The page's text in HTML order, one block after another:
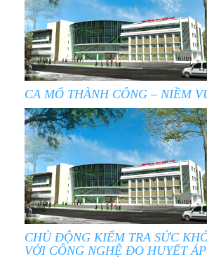
CA MỔ THÀNH CÔNG – NIỀM
CHỦ ĐỘNG KIỂM TRA SỨC
VỚI CÔNG NGHỆ ĐO HUYẾT